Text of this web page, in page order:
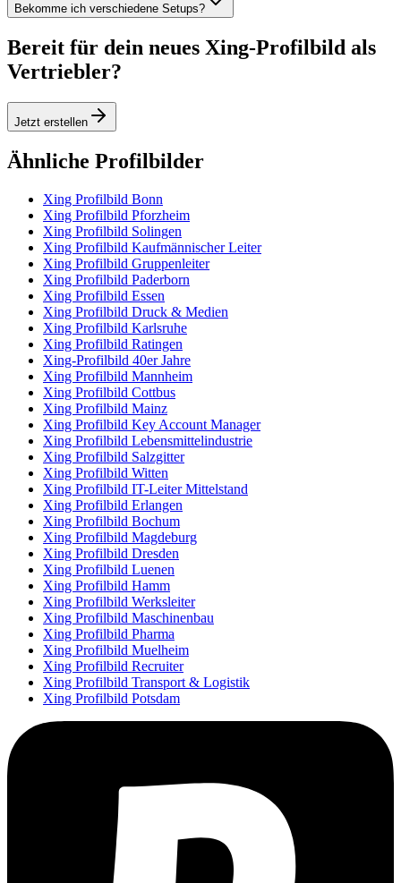
Bekomme ich verschiedene Setups?
Bereit für dein neues Xing-Profilbild als
Vertriebler?
Jetzt erstellen
Ähnliche Profilbilder
Xing Profilbild Bonn
Xing Profilbild Pforzheim
Xing Profilbild Solingen
Xing Profilbild Kaufmännischer Leiter
Xing Profilbild Gruppenleiter
Xing Profilbild Paderborn
Xing Profilbild Essen
Xing Profilbild Druck & Medien
Xing Profilbild Karlsruhe
Xing Profilbild Ratingen
Xing-Profilbild 40er Jahre
Xing Profilbild Mannheim
Xing Profilbild Cottbus
Xing Profilbild Mainz
Xing Profilbild Key Account Manager
Xing Profilbild Lebensmittelindustrie
Xing Profilbild Salzgitter
Xing Profilbild Witten
Xing Profilbild IT-Leiter Mittelstand
Xing Profilbild Erlangen
Xing Profilbild Bochum
Xing Profilbild Magdeburg
Xing Profilbild Dresden
Xing Profilbild Luenen
Xing Profilbild Hamm
Xing Profilbild Werksleiter
Xing Profilbild Maschinenbau
Xing Profilbild Pharma
Xing Profilbild Muelheim
Xing Profilbild Recruiter
Xing Profilbild Transport & Logistik
Xing Profilbild Potsdam